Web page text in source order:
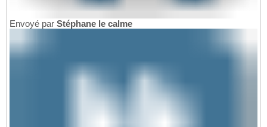
Envoyé par Stéphane le calme